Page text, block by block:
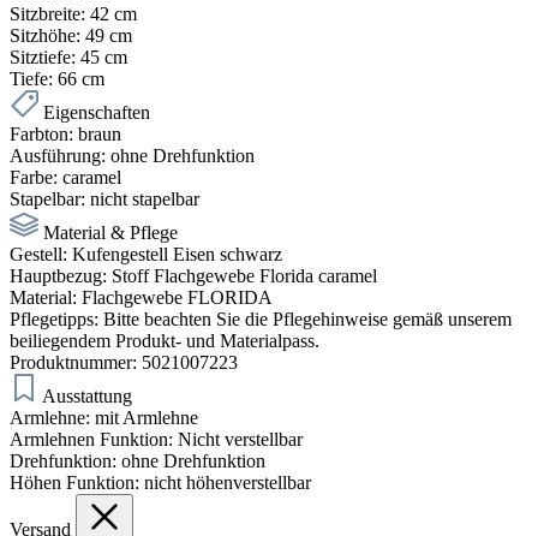
Sitzbreite: 42 cm
Sitzhöhe: 49 cm
Sitztiefe: 45 cm
Tiefe: 66 cm
Eigenschaften
Farbton: braun
Ausführung: ohne Drehfunktion
Farbe: caramel
Stapelbar: nicht stapelbar
Material & Pflege
Gestell: Kufengestell Eisen schwarz
Hauptbezug: Stoff Flachgewebe Florida caramel
Material: Flachgewebe FLORIDA
Pflegetipps: Bitte beachten Sie die Pflegehinweise gemäß unserem
beiliegendem Produkt- und Materialpass.
Produktnummer: 5021007223
Ausstattung
Armlehne: mit Armlehne
Armlehnen Funktion: Nicht verstellbar
Drehfunktion: ohne Drehfunktion
Höhen Funktion: nicht höhenverstellbar
Versand